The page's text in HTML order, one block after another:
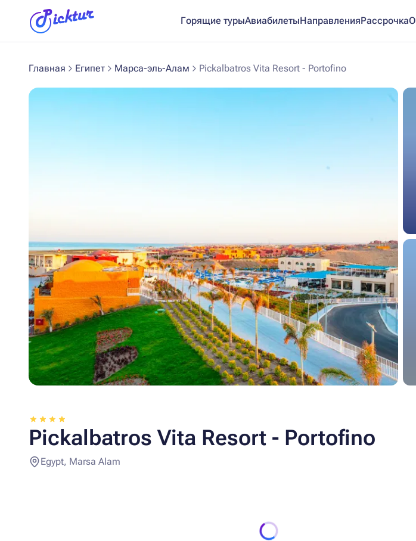
Горящие турыАвиабилетыНаправленияРассрочка
Главная Египет Марса-эль-Алам Pickalbatros Vita Resort - Portofino
Pickalbatros Vita Resort - Portofino
Egypt, Marsa Alam